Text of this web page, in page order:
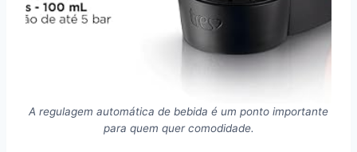
A regulagem automática de bebida é um ponto importante
para quem quer comodidade.